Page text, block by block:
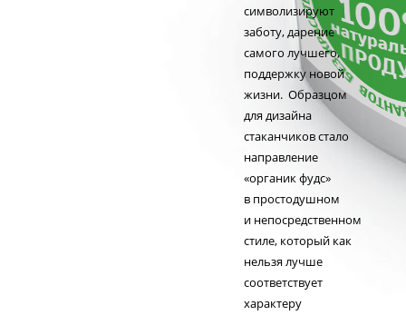
символизируют
заботу, дарение
самого лучшего,
поддержку новой
жизни. Образцом
для дизайна
стаканчиков стало
направление
«органик фудс»
в простодушном
и непосредственном
стиле, который как
нельзя лучше
соответствует
характеру